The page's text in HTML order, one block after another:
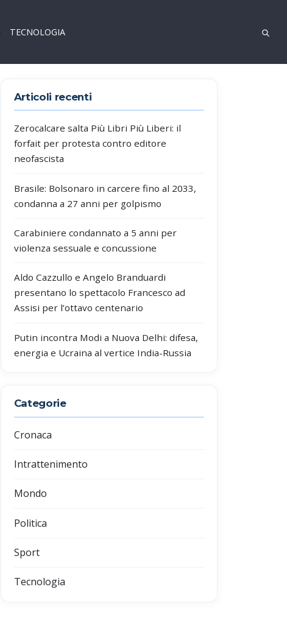
TECNOLOGIA
Articoli recenti
Zerocalcare salta Più Libri Più Liberi: il
forfait per protesta contro editore
neofascista
Brasile: Bolsonaro in carcere fino al 2033,
condanna a 27 anni per golpismo
Carabiniere condannato a 5 anni per
violenza sessuale e concussione
Aldo Cazzullo e Angelo Branduardi
presentano lo spettacolo Francesco ad
Assisi per l’ottavo centenario
Putin incontra Modi a Nuova Delhi: difesa,
energia e Ucraina al vertice India-Russia
Categorie
Cronaca
Intrattenimento
Mondo
Politica
Sport
Tecnologia